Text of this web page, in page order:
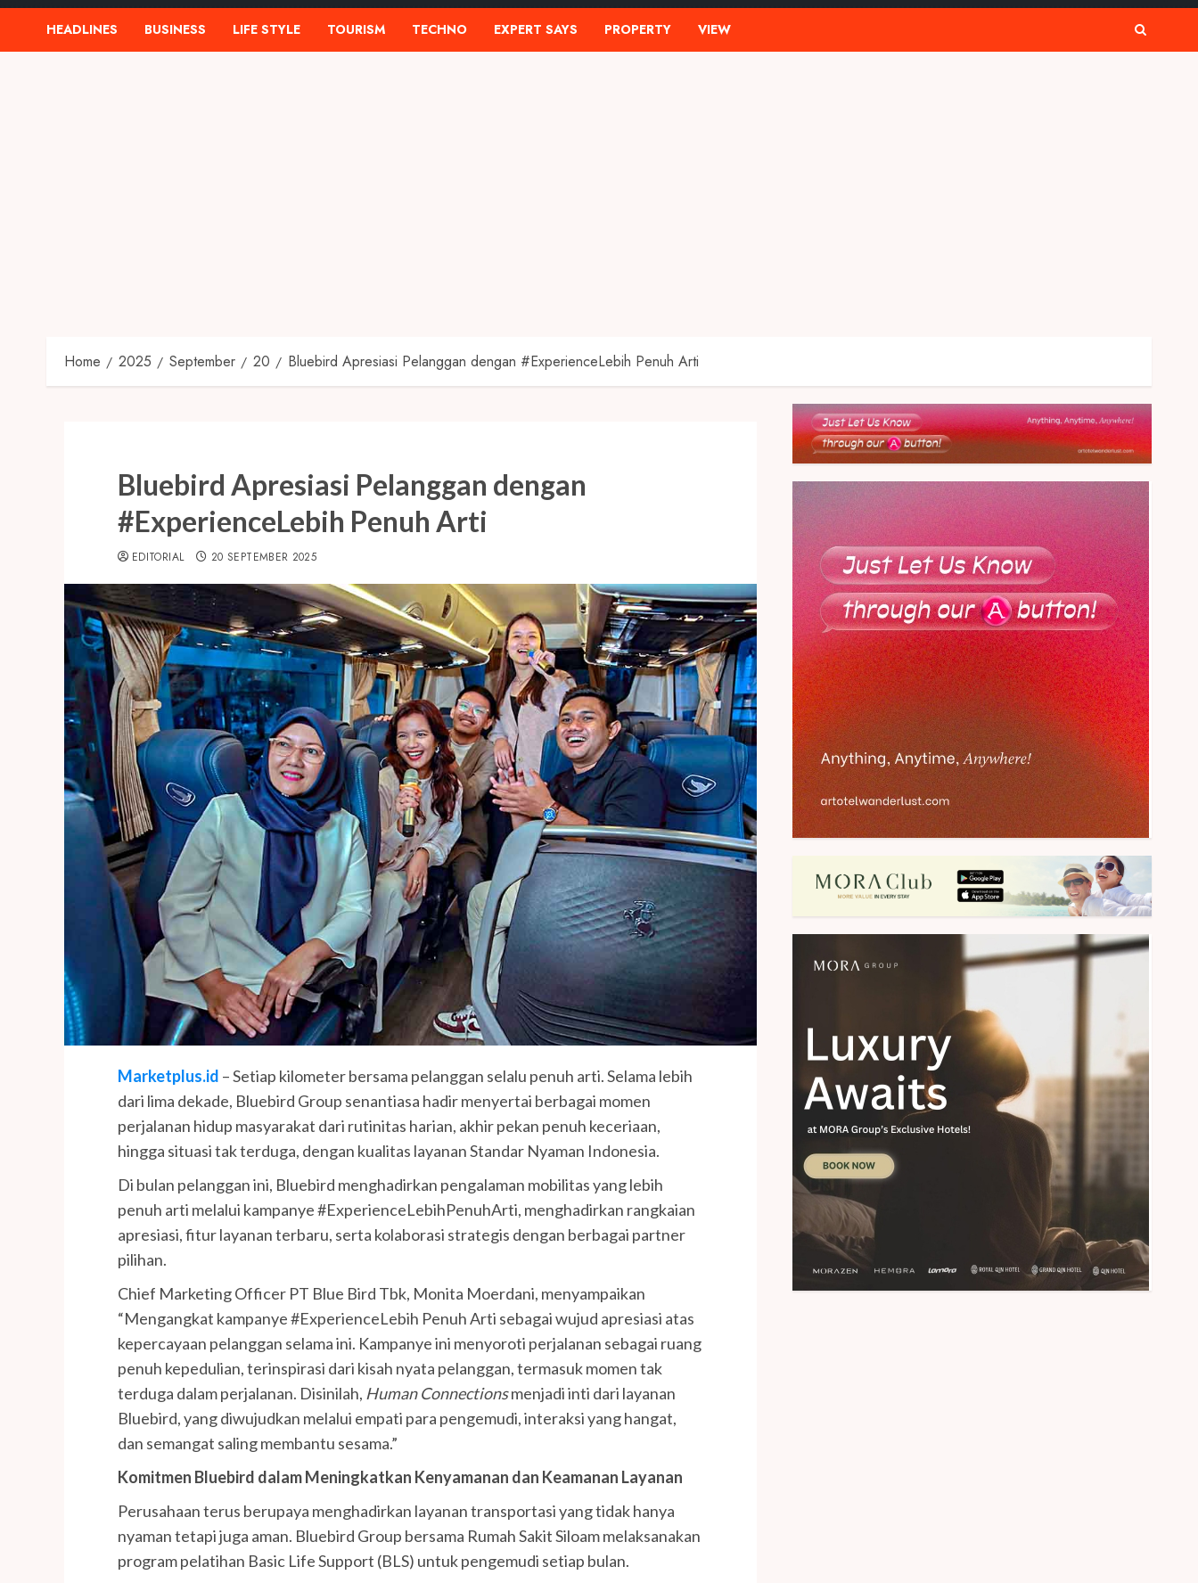
HEADLINES BUSINESS LIFE STYLE TOURISM TECHNO EXPERT SAYS PROPERTY VIEW
Home 2025 September 20 Bluebird Apresiasi Pelanggan dengan #ExperienceLebih Penuh Arti
Bluebird Apresiasi Pelanggan dengan
#ExperienceLebih Penuh Arti
EDITORIAL 20 SEPTEMBER 2025
Marketplus.id – Setiap kilometer bersama pelanggan selalu penuh arti. Selama lebih
dari lima dekade, Bluebird Group senantiasa hadir menyertai berbagai momen
perjalanan hidup masyarakat dari rutinitas harian, akhir pekan penuh keceriaan,
hingga situasi tak terduga, dengan kualitas layanan Standar Nyaman Indonesia.
Di bulan pelanggan ini, Bluebird menghadirkan pengalaman mobilitas yang lebih
penuh arti melalui kampanye #ExperienceLebihPenuhArti, menghadirkan rangkaian
apresiasi, fitur layanan terbaru, serta kolaborasi strategis dengan berbagai partner
pilihan.
Chief Marketing Officer PT Blue Bird Tbk, Monita Moerdani, menyampaikan
“Mengangkat kampanye #ExperienceLebih Penuh Arti sebagai wujud apresiasi atas
kepercayaan pelanggan selama ini. Kampanye ini menyoroti perjalanan sebagai ruang
penuh kepedulian, terinspirasi dari kisah nyata pelanggan, termasuk momen tak
terduga dalam perjalanan. Disinilah, Human Connectionsmenjadi inti dari layanan
Bluebird, yang diwujudkan melalui empati para pengemudi, interaksi yang hangat,
dan semangat saling membantu sesama.”
Komitmen Bluebird dalam Meningkatkan Kenyamanan dan Keamanan Layanan
Perusahaan terus berupaya menghadirkan layanan transportasi yang tidak hanya
nyaman tetapi juga aman. Bluebird Group bersama Rumah Sakit Siloam melaksanakan
program pelatihan Basic Life Support (BLS) untuk pengemudi setiap bulan.